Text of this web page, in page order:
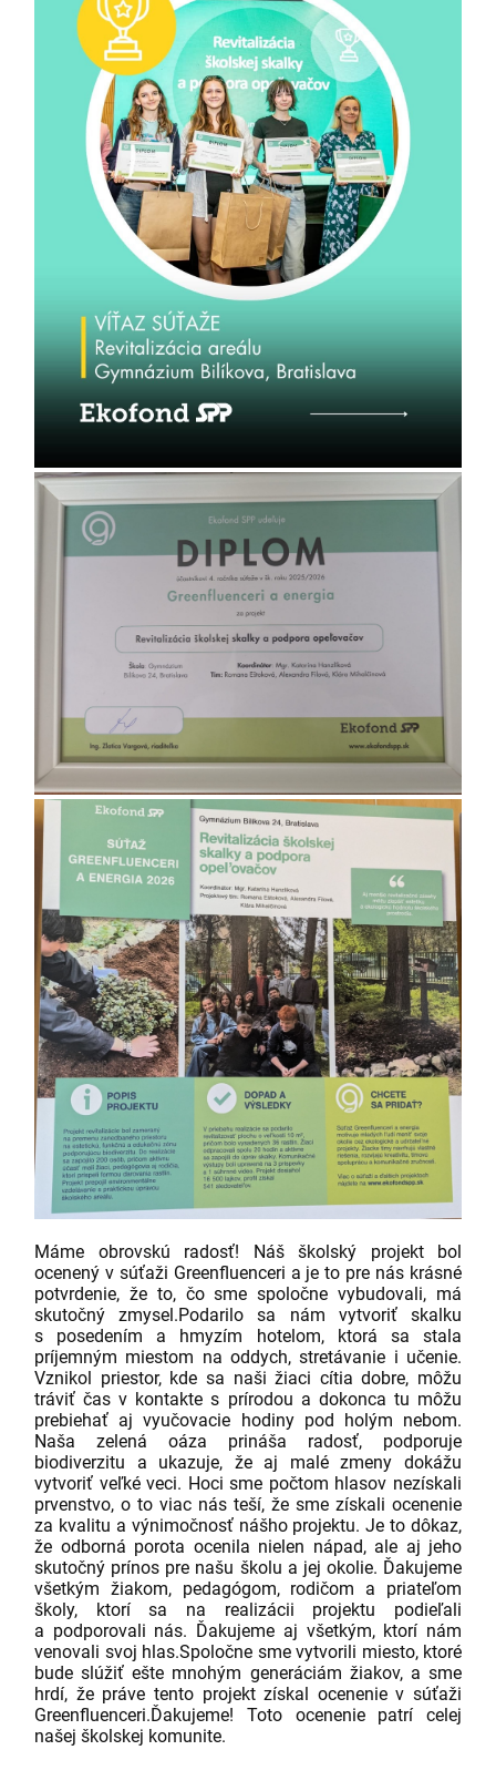
Máme obrovskú radosť! Náš školský projekt bol
ocenený v súťaži Greenfluenceri a je to pre nás krásné
potvrdenie, že to, čo sme spoločne vybudovali, má
skutočný zmysel.Podarilo sa nám vytvoriť skalku
s posedením a hmyzím hotelom, ktorá sa stala
príjemným miestom na oddych, stretávanie i učenie.
Vznikol priestor, kde sa naši žiaci cítia dobre, môžu
tráviť čas v kontakte s prírodou a dokonca tu môžu
prebiehať aj vyučovacie hodiny pod holým nebom.
Naša zelená oáza prináša radosť, podporuje
biodiverzitu a ukazuje, že aj malé zmeny dokážu
vytvoriť veľké veci. Hoci sme počtom hlasov nezískali
prvenstvo, o to viac nás teší, že sme získali ocenenie
za kvalitu a výnimočnosť nášho projektu. Je to dôkaz,
že odborná porota ocenila nielen nápad, ale aj jeho
skutočný prínos pre našu školu a jej okolie. Ďakujeme
všetkým žiakom, pedagógom, rodičom a priateľom
školy, ktorí sa na realizácii projektu podieľali
a podporovali nás. Ďakujeme aj všetkým, ktorí nám
venovali svoj hlas.Spoločne sme vytvorili miesto, ktoré
bude slúžiť ešte mnohým generáciám žiakov, a sme
hrdí, že práve tento projekt získal ocenenie v súťaži
Greenfluenceri.Ďakujeme! Toto ocenenie patrí celej
našej školskej komunite.